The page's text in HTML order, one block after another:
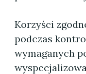
Korzyści
podczas
wymaganych